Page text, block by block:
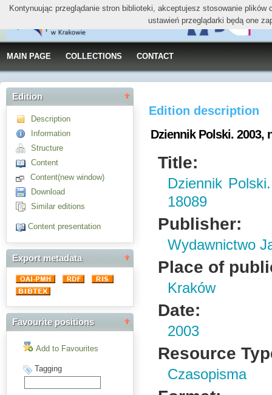
MAIN PAGE COLLECTIONS CONTACT
Edition
Description
Information
Structure
Content
Content(new window)
Download
Similar editions
Content presentation
Export metadata
Favourite positions
Add to Favourites
Tagging
Edition description
Dziennik Polski. 2003,
Title:
Dziennik
18089
Publisher:
Wydawnictwo
Place of
Kraków
Date:
2003
Resource
Czasopisma
Kontynuując przeglądanie stron biblioteki, akceptujesz stosowanie
ustawień przeglądarki będą one